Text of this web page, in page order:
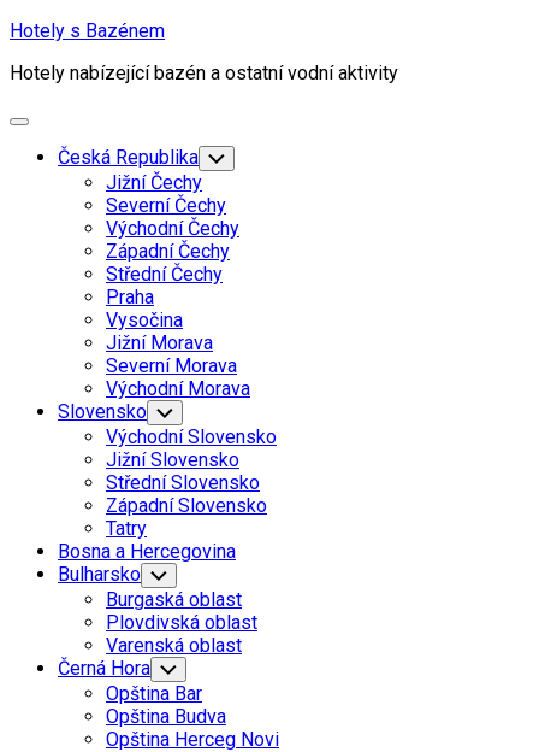
Skip
content
Hotely s Bazénem
Hotely nabízející bazén a ostatní vodní aktivity
Expand
Česká Republika Toggle
Child
Menu
Jižní Čechy
Severní Čechy
Východní Čechy
Západní Čechy
Střední Čechy
Praha
Vysočina
Jižní Morava
Severní Morava
Východní Morava
Slovensko Toggle
Child
Menu
Východní Slovensko
Jižní Slovensko
Střední Slovensko
Západní Slovensko
Tatry
Bosna a Hercegovina
Bulharsko Toggle
Child
Menu
Burgaská oblast
Plovdivská oblast
Varenská oblast
Černá Hora Toggle
Child
Menu
Opština Bar
Opština Budva
Opština Herceg Novi